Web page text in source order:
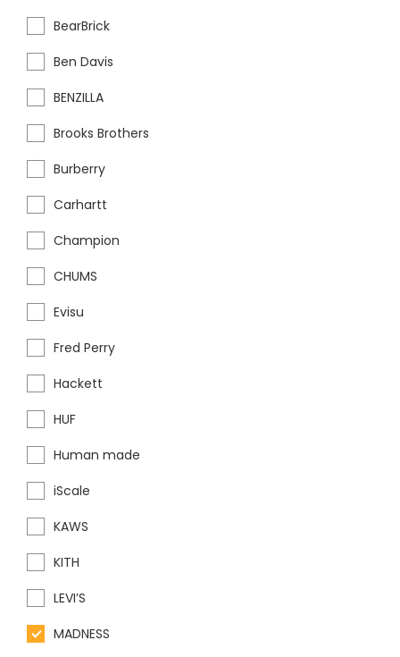
BearBrick
Ben Davis
BENZILLA
Brooks Brothers
Burberry
Carhartt
Champion
CHUMS
Evisu
Fred Perry
Hackett
HUF
Human made
iScale
KAWS
KITH
LEVI’S
MADNESS